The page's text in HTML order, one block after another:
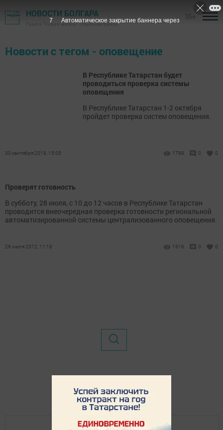
НОВОСТИ БОЛГАРА
Газета "Новая жизнь" - Спасский район
Новости с тегом - оповещение
В Республике Татарстан будет
проводиться проверка системы
оповещения
В Республике Татарстан 1-2 октября
пройдет проверка систем оповещения.
30 сентября 2019, 15:05 1799 0 0
Проверят готовность
В субботу, 28 июля, с 10 до 12 часов в Республике Татарстан
проводится внеочередная проверка готовности региональной
автоматизированной системы централизованного оповещения.
26 июля 2012, 11:18 1616 0 0
7 Автоматическое закрытие баннера через